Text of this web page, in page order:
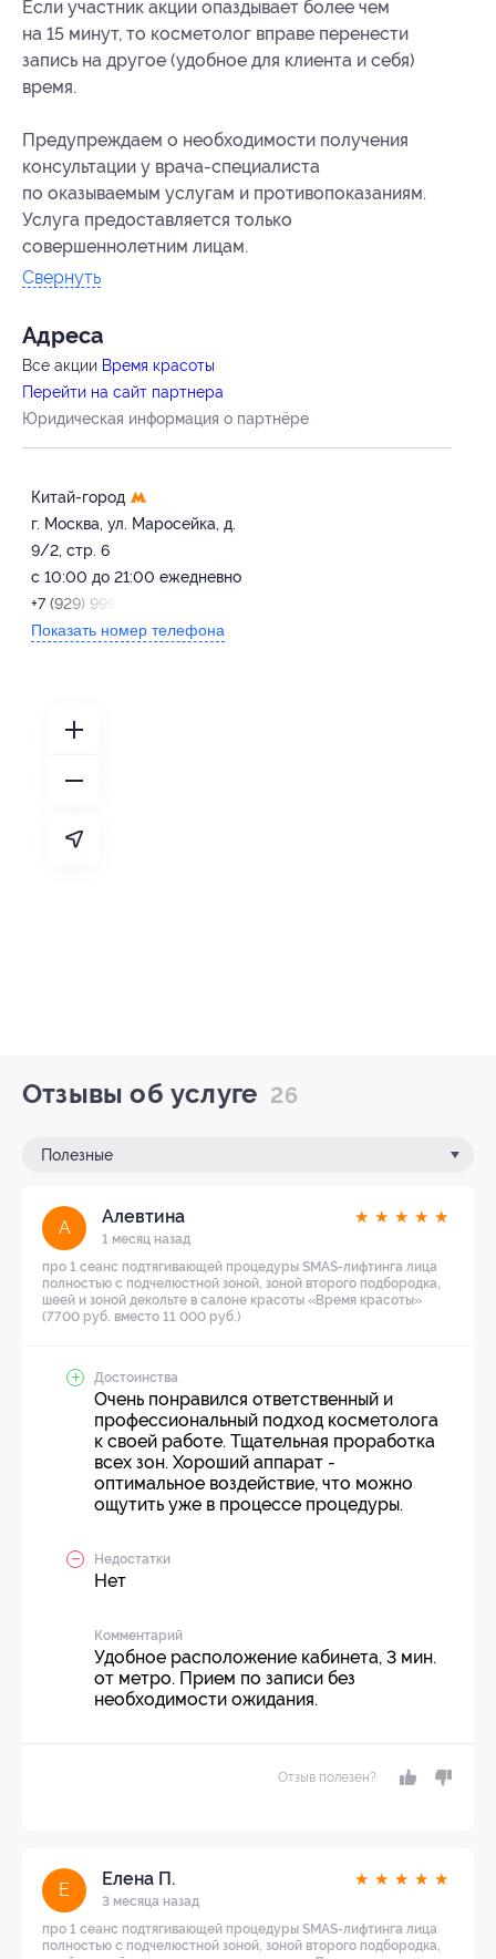
Если участник акции опаздывает более чем
на 15 минут, то косметолог вправе перенести
запись на другое (удобное для клиента и себя)
время.
Предупреждаем о необходимости получения
консультации у врача-специалиста
по оказываемым услугам и противопоказаниям.
Услуга предоставляется только
совершеннолетним лицам.
Свернуть
Адресa
Все акции Время красоты
Перейти на сайт партнера
Юридическая информация о партнёре
Китай-город
г. Москва, ул. Маросейка, д.
9/2, стр. 6
с 10:00 до 21:00 ежедневно
+7 (929) 999-80-19
Показать номер телефона
Отзывы об услуге 26
Полезные
А
Алевтина
1 месяц назад
★ ★ ★ ★ ★
про 1 сеанс подтягивающей процедуры SMAS-лифтинга лица
полностью с подчелюстной зоной, зоной второго подбородка,
шеей и зоной декольте в салоне красоты «Время красоты»
(7700 руб. вместо 11 000 руб.)
Достоинства
Очень понравился ответственный и
профессиональный подход косметолога
к своей работе. Тщательная проработка
всех зон. Хороший аппарат -
оптимальное воздействие, что можно
ощутить уже в процессе процедуры.
Недостатки
Нет
Комментарий
Удобное расположение кабинета, 3 мин.
от метро. Прием по записи без
необходимости ожидания.
Отзыв полезен?
Е
Елена П.
3 месяца назад
★ ★ ★ ★ ★
про 1 сеанс подтягивающей процедуры SMAS-лифтинга лица
полностью с подчелюстной зоной, зоной второго подбородка,